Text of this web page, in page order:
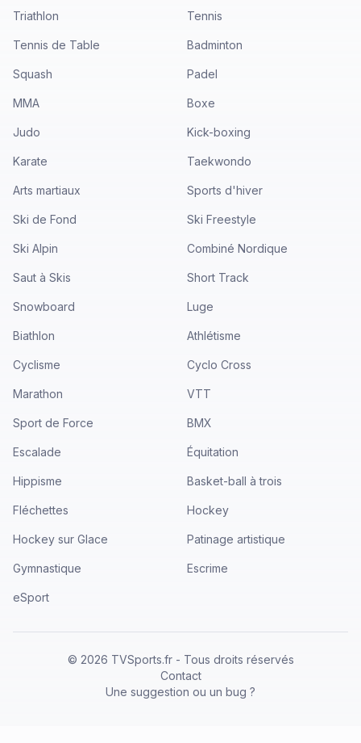
Triathlon Tennis
Tennis de Table Badminton
Squash Padel
MMA Boxe
Judo Kick-boxing
Karate Taekwondo
Arts martiaux Sports d'hiver
Ski de Fond Ski Freestyle
Ski Alpin Combiné Nordique
Saut à Skis Short Track
Snowboard Luge
Biathlon Athlétisme
Cyclisme Cyclo Cross
Marathon VTT
Sport de Force BMX
Escalade Équitation
Hippisme Basket-ball à trois
Fléchettes Hockey
Hockey sur Glace Patinage artistique
Gymnastique Escrime
eSport
© 2026 TVSports.fr - Tous droits réservés
Contact
Une suggestion ou un bug ?